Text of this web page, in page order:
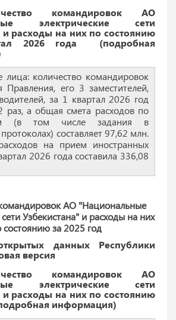
командировок АО
электрические сети
и расходы на них по состоянию
2026 года (подробная
лица: количество командировок
Правления, его 3 заместителей,
за 1 квартал 2026 год
раз, а общая смета расходов по
(в том числе задания в
составляет 97,62 млн.
на прием иностранных
2026 года составила 336,08
АО "Национальные
Узбекистана" и расходы на них
состоянию за 2025 год
данных Республики
версия
командировок АО
электрические сети
и расходы на них по состоянию
информация)